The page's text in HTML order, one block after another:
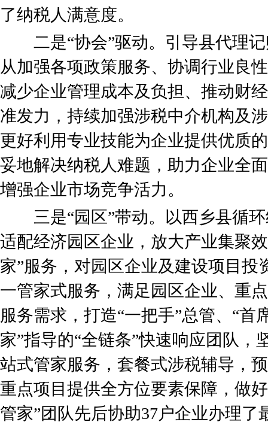
了纳税人满意度。
二是“协会”驱动。引导县代理记
从加强各项政策服务、协调行业良
减少企业管理成本及负担、推动财
准发力，持续加强涉税中介机构及
更好利用专业技能为企业提供优质
妥地解决纳税人难题，助力企业全
增强企业市场竞争活力。
三是“园区”带动。以西乡县循环
适配经济园区企业，放大产业集聚
家”服务，对园区企业及建设项目投
一管家式服务，满足园区企业、重
服务需求，打造“一把手”总管、“首
家”指导的“全链条”快速响应团队，
站式管家服务，套餐式涉税辅导，
重点项目提供全方位要素保障，做
管家”团队先后协助37户企业办理了